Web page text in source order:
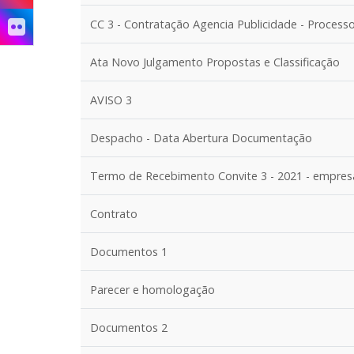
CC 3 - Contratação Agencia Publicidade -
Ata Novo Julgamento Propostas e Classificação
AVISO 3
Despacho - Data Abertura Documentação
Termo de Recebimento Convite 3 - 2021 -
Contrato
Documentos 1
Parecer e homologação
Documentos 2